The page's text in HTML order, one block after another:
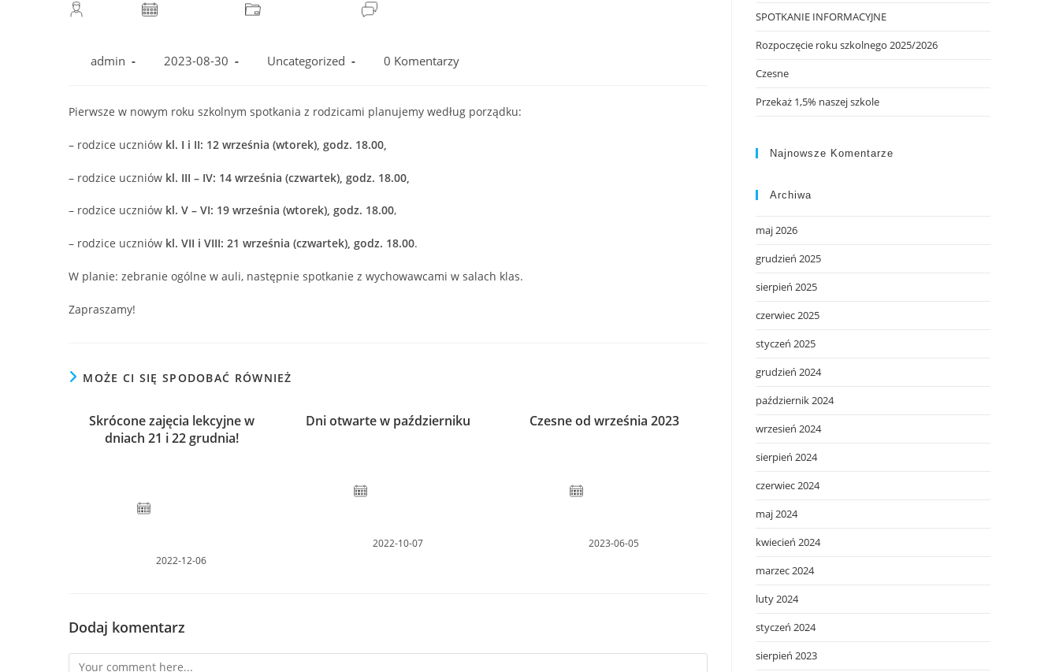
admin 2023-08-30 Uncategorized 0 Komentarzy
Pierwsze w nowym roku szkolnym spotkania z rodzicami planujemy według porządku:
– rodzice uczniów kl. I i II: 12 września (wtorek), godz. 18.00,
– rodzice uczniów kl. III – IV: 14 września (czwartek), godz. 18.00,
– rodzice uczniów kl. V – VI: 19 września (wtorek), godz. 18.00,
– rodzice uczniów kl. VII i VIII: 21 września (czwartek), godz. 18.00.
W planie: zebranie ogólne w auli, następnie spotkanie z wychowawcami w salach klas.
Zapraszamy!
MOŻE CI SIĘ SPODOBAĆ RÓWNIEŻ
Skrócone zajęcia lekcyjne w
dniach 21 i 22 grudnia!
2022-12-06
Dni otwarte w październiku
2022-10-07
Czesne od września 2023
2023-06-05
Dodaj komentarz
Comment
SPOTKANIE INFORMACYJNE
Rozpoczęcie roku szkolnego 2025/2026
Czesne
Przekaż 1,5% naszej szkole
Najnowsze Komentarze
Archiwa
maj 2026
grudzień 2025
sierpień 2025
czerwiec 2025
styczeń 2025
grudzień 2024
październik 2024
wrzesień 2024
sierpień 2024
czerwiec 2024
maj 2024
kwiecień 2024
marzec 2024
luty 2024
styczeń 2024
sierpień 2023